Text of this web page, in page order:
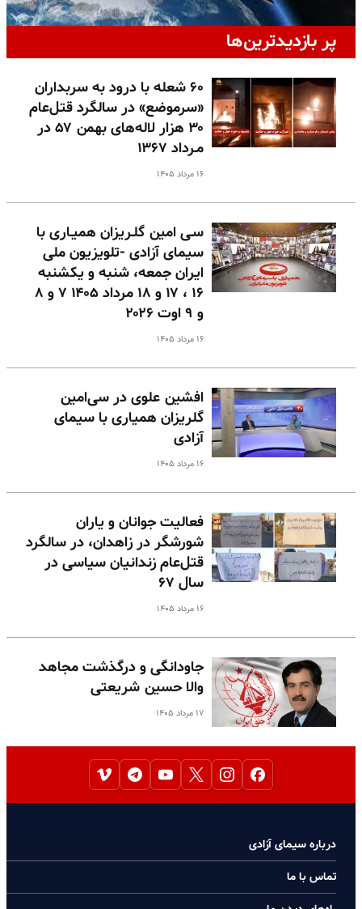
پر بازدیدترین‌ها
۶۰ شعله با درود به سربداران
«سرموضع» در سالگرد قتل‌عام
۳۰ هزار لاله‌های بهمن ۵۷ در
مـرداد ۱۳۶۷
۱۶ مرداد ۱۴۰۵
سـی امین گلـریزان همیـاری با
سیمای آزادی -تلویزیون ملی
ایران جمعه، شنبه و یکشنبه
۱۶ ، ۱۷ و ۱۸ مرداد ۱۴۰۵ ۷ و ۸
و ۹ اوت ۲۰۲۶
۱۶ مرداد ۱۴۰۵
افشین علوی در سی‌امین
گلریزان همیاری با سیمای
آزادی
۱۶ مرداد ۱۴۰۵
فعالیت جوانان و یاران
شورشگر در زاهدان، در سالگرد
قتل‌عام زندانیان سیاسی در
سال ۶۷
۱۶ مرداد ۱۴۰۵
جاودانگی و درگذشت مجاهد
والا حسین شریعتی
۱۷ مرداد ۱۴۰۵
درباره سیمای آزادی
تماس با ما